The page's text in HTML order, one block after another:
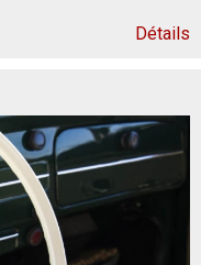
Détails